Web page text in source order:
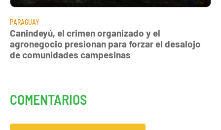
PARAGUAY
Canindeyú, el crimen organizado y el
agronegocio presionan para forzar el desalojo
de comunidades campesinas
COMENTARIOS